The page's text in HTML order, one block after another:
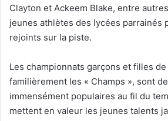
Clayton et Ackeem Blake, entre
jeunes athlètes des lycées parrainés
rejoints sur la piste.
Les championnats garçons et filles de
familièrement les « Champs », sont
immensément populaires au fil du
mettent en valeur les jeunes talents